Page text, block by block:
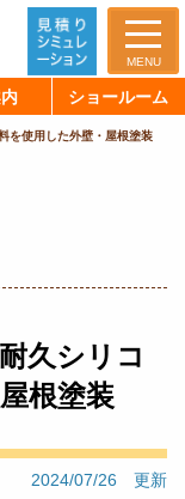
MENU
ショールーム
を使用した外壁・屋根塗装
久シリコ
根塗装
2024/07/26 更新